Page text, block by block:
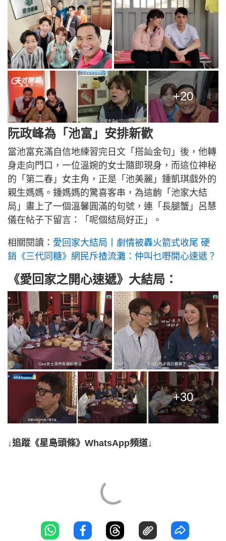
+20
阮政峰為「池富」安排新歡
當池富充滿自信地練習完日文「搭訕金句」後，他轉
身走向門口，一位溫婉的女士隨即現身，而這位神秘
的「第二春」女主角，正是「池美麗」鍾凱琪戲外的
親生媽媽。鍾媽媽的驚喜客串，為這齣「池家大結
局」畫上了一個溫馨圓滿的句號，連「長腿蟹」呂慧
儀在帖子下留言：「呢個結局好正」。
相關閱讀： 愛回家大結局丨劇情被轟火箭式收尾 硬
銷《三代同糖》網民斥揸流灘：仲叫乜嘢開心速遞？
《愛回家之開心速遞》大結局：
+30
↓追蹤《星島頭條》WhatsApp頻道↓